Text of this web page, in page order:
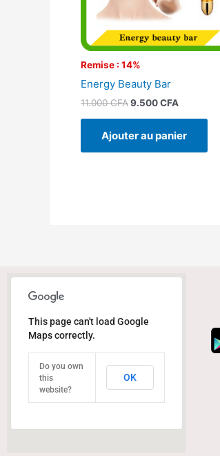
Remise : 14%
Energy Beauty Bar
11.000CFA9.500CFA
Ajouter au panier
This page can't load Google
Maps correctly.
Do you own
this
website?
OK